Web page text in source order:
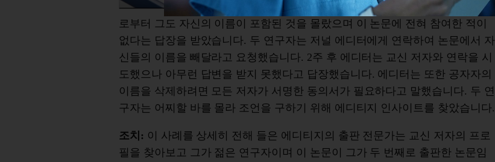
로부터는 어떠한 답변도 없었으나, 두 번째 저자
로부터 그도 자신의 이름이 포함된 것을 몰랐으며 이 논문에 전혀 참여한 적이
없다는 답장을 받았습니다. 두 연구자는 저널 에디터에게 연락하여 논문에서 자
신들의 이름을 빼달라고 요청했습니다. 2주 후 에디터는 교신 저자와 연락을 시
도했으나 아무런 답변을 받지 못했다고 답장했습니다. 에디터는 또한 공자자의
이름을 삭제하려면 모든 저자가 서명한 동의서가 필요하다고 말했습니다. 두 연
구자는 어찌할 바를 몰라 조언을 구하기 위해 에디티지 인사이트를 찾았습니다.
조치: 이 사례를 상세히 전해 들은 에디티지의 출판 전문가는 교신 저자의 프로
필을 찾아보고 그가 젊은 연구자이며 이 논문이 그가 두 번째로 출판한 논문임